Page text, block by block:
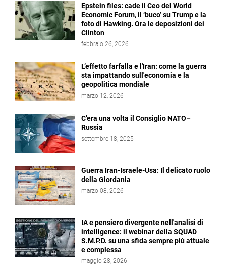
Epstein files: cade il Ceo del World
Economic Forum, il ‘buco’ su Trump e la
foto di Hawking. Ora le deposizioni dei
Clinton
febbraio 26, 2026
L’effetto farfalla e l'Iran: come la guerra
sta impattando sull'economia e la
geopolitica mondiale
marzo 12, 2026
C’era una volta il Consiglio NATO–
Russia
settembre 18, 2025
Guerra Iran-Israele-Usa: Il delicato ruolo
della Giordania
marzo 08, 2026
IA e pensiero divergente nell'analisi di
intelligence: il webinar della SQUAD
S.M.P.D. su una sfida sempre più attuale
e complessa
maggio 28, 2026